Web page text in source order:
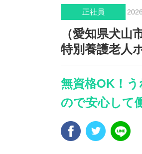
正社員
（愛知県犬山
特別養護老人
無資格OK！
ので安心して